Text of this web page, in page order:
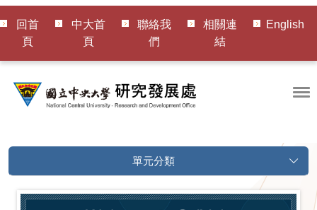
回首
頁
中大首
頁
聯絡我
們
相關連
結
English
單元分類